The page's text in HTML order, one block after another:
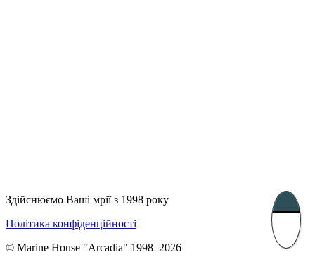
Здійснюємо Ваші мрії з 1998 року
Політика конфіденційності
© Marine House "Arcadia" 1998–2026